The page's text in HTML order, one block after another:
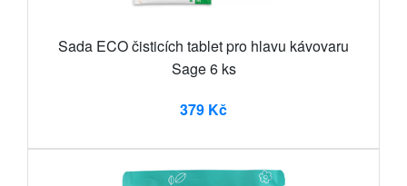
Sada ECO čisticích tablet pro hlavu kávovaru
Sage 6 ks
379 Kč